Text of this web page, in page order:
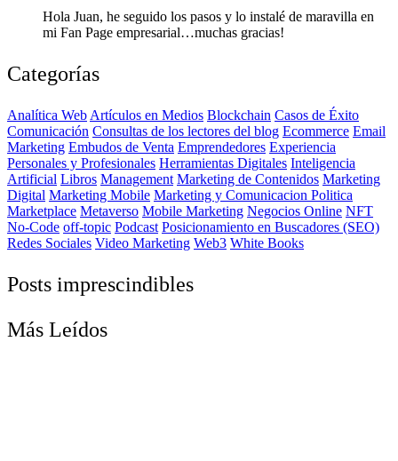
Hola Juan, he seguido los pasos y lo instalé de maravilla en
mi Fan Page empresarial…muchas gracias!
Categorías
Analítica Web Artículos en Medios Blockchain Casos de Éxito
Comunicación Consultas de los lectores del blog Ecommerce Email
Marketing Embudos de Venta Emprendedores Experiencia
Personales y Profesionales Herramientas Digitales Inteligencia
Artificial Libros Management Marketing de Contenidos Marketing
Digital Marketing Mobile Marketing y Comunicacion Politica
Marketplace Metaverso Mobile Marketing Negocios Online NFT
No-Code off-topic Podcast Posicionamiento en Buscadores (SEO)
Redes Sociales Video Marketing Web3 White Books
Posts imprescindibles
Más Leídos